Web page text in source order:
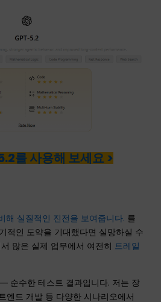
를 사용해 보세요 >
해 실질적인 진전을 보여줍니다. 를
적인 도약을 기대했다면 실망하실 수
많은 실제 업무에서 여전히 트레일
순수한 테스트 결과입니다. 저는 장
엔드 개발 등 다양한 시나리오에서